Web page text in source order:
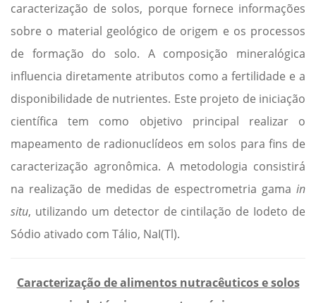
caracterização de solos, porque fornece informações
sobre o material geológico de origem e os processos
de formação do solo. A composição mineralógica
influencia diretamente atributos como a fertilidade e a
disponibilidade de nutrientes. Este projeto de iniciação
científica tem como objetivo principal realizar o
mapeamento de radionuclídeos em solos para fins de
caracterização agronômica. A metodologia consistirá
na realização de medidas de espectrometria gama in
situ, utilizando um detector de cintilação de Iodeto de
Sódio ativado com Tálio, NaI(Tl).
Caracterização de alimentos nutracêuticos e solos